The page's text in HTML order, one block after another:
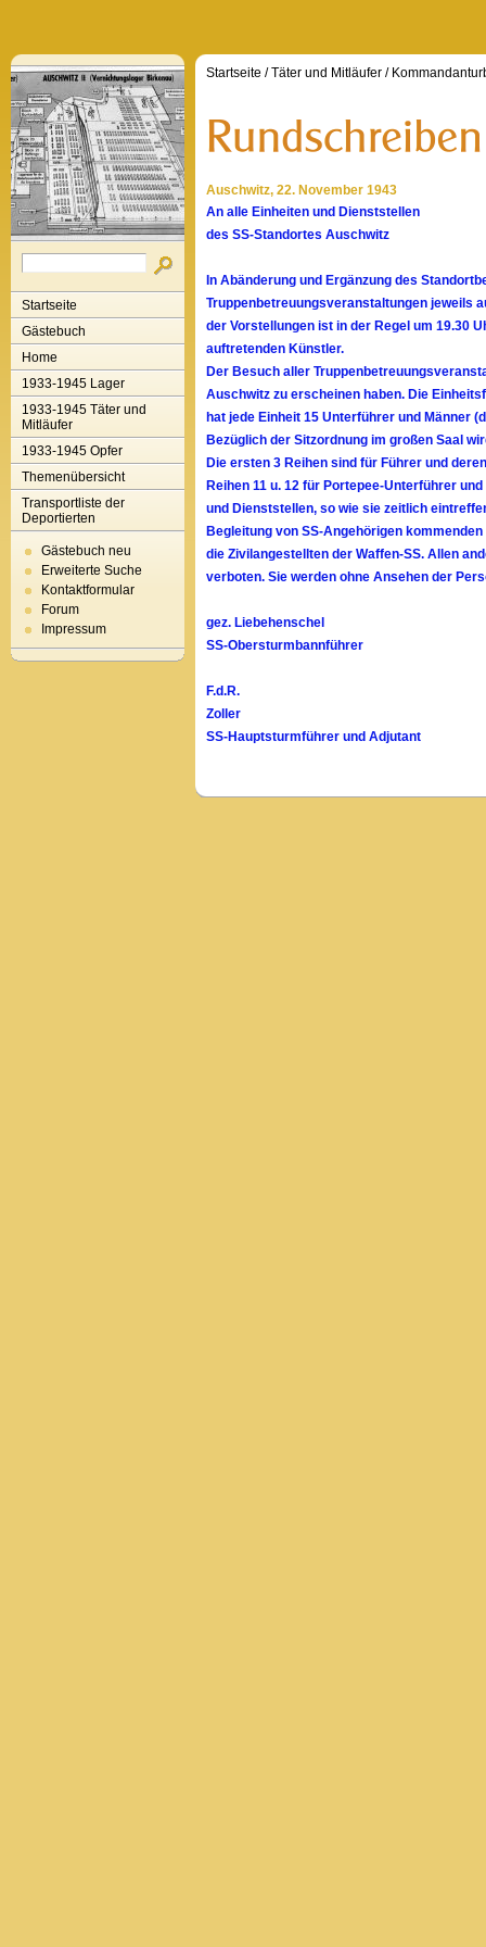
Startseite
Gästebuch
Home
1933-1945 Lager
1933-1945 Täter und
Mitläufer
1933-1945 Opfer
Themenübersicht
Transportliste der
Deportierten
Gästebuch neu
Erweiterte Suche
Kontaktformular
Forum
Impressum
Startseite /Täter und Mitläufer /
Auschwitz, 22. November 1943
An alle Einheiten und Dienststellen
des SS-Standortes Auschwitz
In Abänderung und Ergänzung des
Truppenbetreuungsveranstaltungen jeweils
der Vorstellungen ist in der Regel um 19.30
auftretenden Künstler.
Der Besuch aller
Auschwitz zu erscheinen haben. Die
hat jede Einheit 15 Unterführer und Männer
Bezüglich der Sitzordnung im großen Saal
Die ersten 3 Reihen sind für Führer und
Reihen 11 u. 12 für Portepee-Unterführer
und Dienststellen, so wie sie zeitlich
Begleitung von SS-Angehörigen
die Zivilangestellten der Waffen-SS. Allen
verboten. Sie werden ohne Ansehen der
gez. Liebehenschel
SS-Obersturmbannführer
F.d.R.
Zoller
SS-Hauptsturmführer und Adjutant